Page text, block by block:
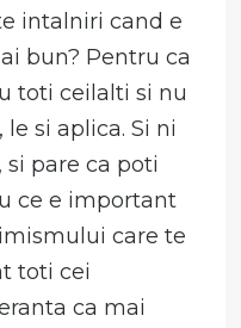
intalniri cand e
bun? Pentru ca
toti ceilalti si nu
si aplica. Si ni
pare ca poti
ce e important
care te
toti cei
ca mai